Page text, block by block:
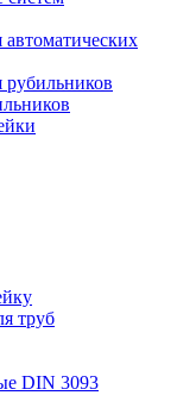
рубильников
труб
DIN 3093